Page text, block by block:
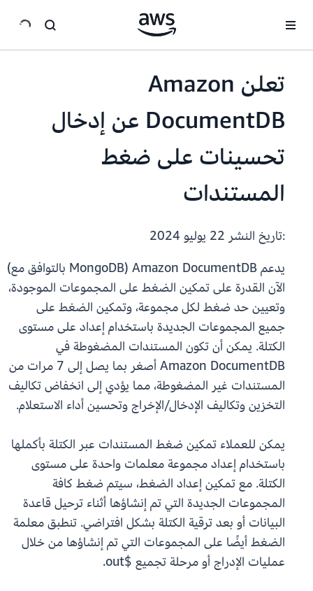
تعلن Amazon
DocumentDB عن إدخال
تحسينات على ضغط
المستندات
:تاريخ النشر
يدعم Amazon DocumentDB (MongoDB بالتوافق مع)
الآن القدرة على تمكين الضغط على المجموعات الموجودة،
وتعيين حد ضغط لكل مجموعة، وتمكين الضغط على
جميع المجموعات الجديدة باستخدام إعداد على مستوى
الكتلة. يمكن أن تكون المستندات المضغوطة في
Amazon DocumentDB أصغر بما يصل إلى 7 مرات من
المستندات غير المضغوطة، مما يؤدي إلى انخفاض تكاليف
التخزين وتكاليف الإدخال/الإخراج وتحسين أداء الاستعلام.
يمكن للعملاء تمكين ضغط المستندات عبر الكتلة بأكملها
باستخدام إعداد مجموعة معلمات واحدة على مستوى
الكتلة. مع تمكين إعداد الضغط، سيتم ضغط كافة
المجموعات الجديدة التي تم إنشاؤها أثناء ترحيل قاعدة
البيانات أو بعد ترقية الكتلة بشكل افتراضي. تنطبق معلمة
الضغط أيضًا على المجموعات التي تم إنشاؤها من خلال
عمليات الإدراج أو مرحلة تجميع $out.